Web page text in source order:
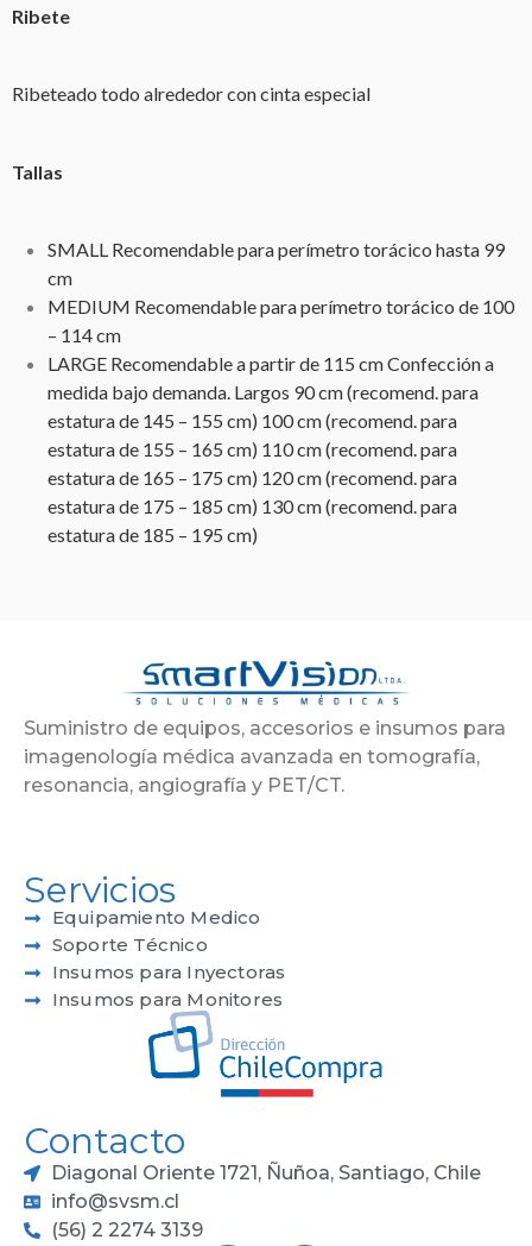
Ribete
Ribeteado todo alrededor con cinta especial
Tallas
SMALL Recomendable para perímetro torácico hasta 99
cm
MEDIUM Recomendable para perímetro torácico de 100
– 114 cm
LARGE Recomendable a partir de 115 cm Confección a
medida bajo demanda. Largos 90 cm (recomend. para
estatura de 145 – 155 cm) 100 cm (recomend. para
estatura de 155 – 165 cm) 110 cm (recomend. para
estatura de 165 – 175 cm) 120 cm (recomend. para
estatura de 175 – 185 cm) 130 cm (recomend. para
estatura de 185 – 195 cm)
Suministro de equipos, accesorios e insumos para
imagenología médica avanzada en tomografía,
resonancia, angiografía y PET/CT.
Servicios
Equipamiento Medico
Soporte Técnico
Insumos para Inyectoras
Insumos para Monitores
Contacto
Diagonal Oriente 1721, Ñuñoa, Santiago, Chile
info@svsm.cl
(56) 2 2274 3139